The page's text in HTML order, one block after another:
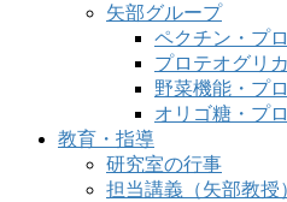
矢部グループ
ペクチン・プ
プロテオグリ
野菜機能・プ
オリゴ糖・プ
教育・指導
研究室の行事
担当講義（矢部教授